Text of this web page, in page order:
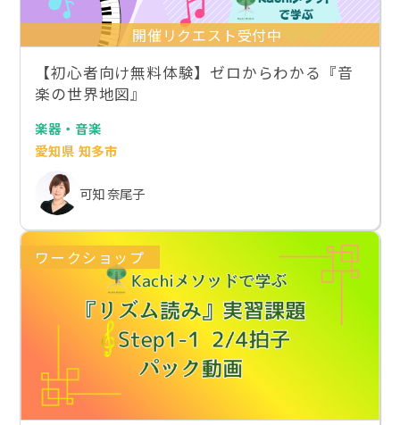
開催リクエスト受付中
【初心者向け無料体験】ゼロからわかる『音
楽の世界地図』
楽器・音楽
愛知県 知多市
可知 奈尾子
ワークショップ